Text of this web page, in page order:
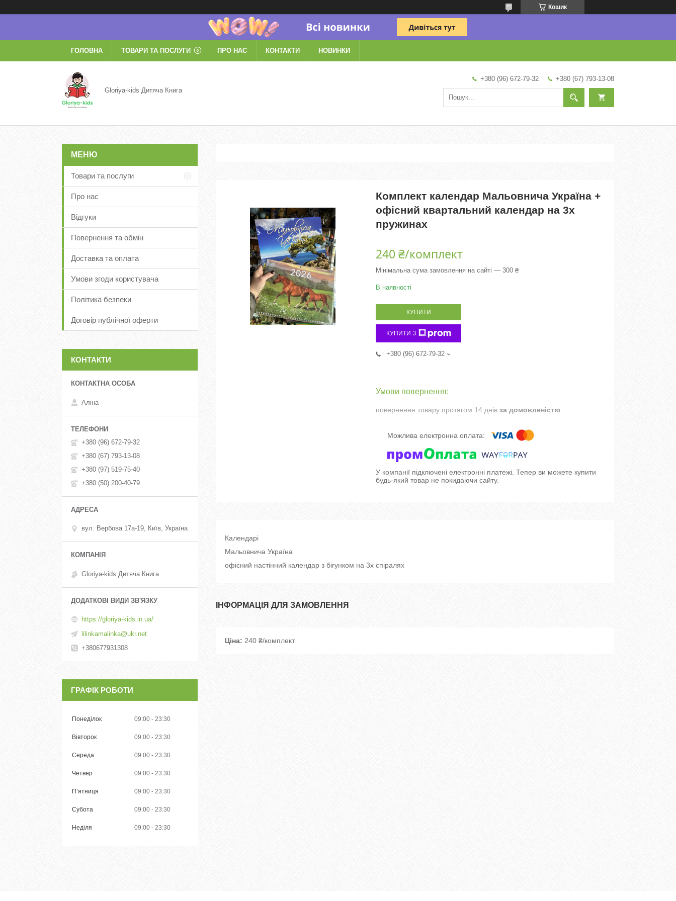
Кошик
ГОЛОВНА ТОВАРИ ТА ПОСЛУГИ ПРО НАС КОНТАКТИ НОВИНКИ
Gloriya-kids Дитяча Книга
+380 (96) 672-79-32 +380 (67) 793-13-08
Комплект календар Мальовнича Україна +
офісний квартальний календар на 3х
пружинах
240 ₴/комплект
Мінімальна сума замовлення на сайті — 300 ₴
В наявності
КУПИТИ
КУПИТИ З
+380 (96) 672-79-32
повернення товару протягом 14 днів за домовленістю
У компанії підключені електронні платежі. Тепер ви можете купити
будь-який товар не покидаючи сайту.
Календарі
Мальовнича Україна
офісний настінний календар з бігунком на 3х спіралях
ІНФОРМАЦІЯ ДЛЯ ЗАМОВЛЕННЯ
Ціна: 240 ₴/комплект
Товари та послуги
Про нас
Відгуки
Повернення та обмін
Доставка та оплата
Умови згоди користувача
Політика безпеки
Договір публічної оферти
КОНТАКТИ
Аліна
+380 (96) 672-79-32
+380 (67) 793-13-08
+380 (97) 519-75-40
+380 (50) 200-40-79
вул. Вербова 17а-19, Київ, Україна
Gloriya-kids Дитяча Книга
https://gloriya-kids.in.ua/
lilinkamalinka@ukr.net
+380677931308
ГРАФІК РОБОТИ
Понеділок 09:00 23:30
Вівторок 09:00 23:30
Середа 09:00 23:30
Четвер 09:00 23:30
Пʼятниця 09:00 23:30
Субота 09:00 23:30
Неділя 09:00 23:30